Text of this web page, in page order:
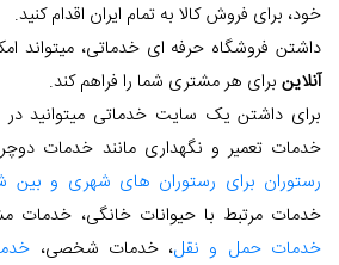
خود، برای فروش کالا به تمام ایران اقدام کنید.
داشتن فروشگاه حرفه ای خدماتی، میتواند
آنلاین برای هر مشتری شما را فراهم کند.
برای داشتن یک سایت خدماتی میتوانید
خدمات تعمیر و نگهداری مانند خدمات
رستوران برای رستوران های شهری و بین
خدمات مرتبط با حیوانات خانگی، خدمات
خدمات حمل و نقل، خدمات شخصی،